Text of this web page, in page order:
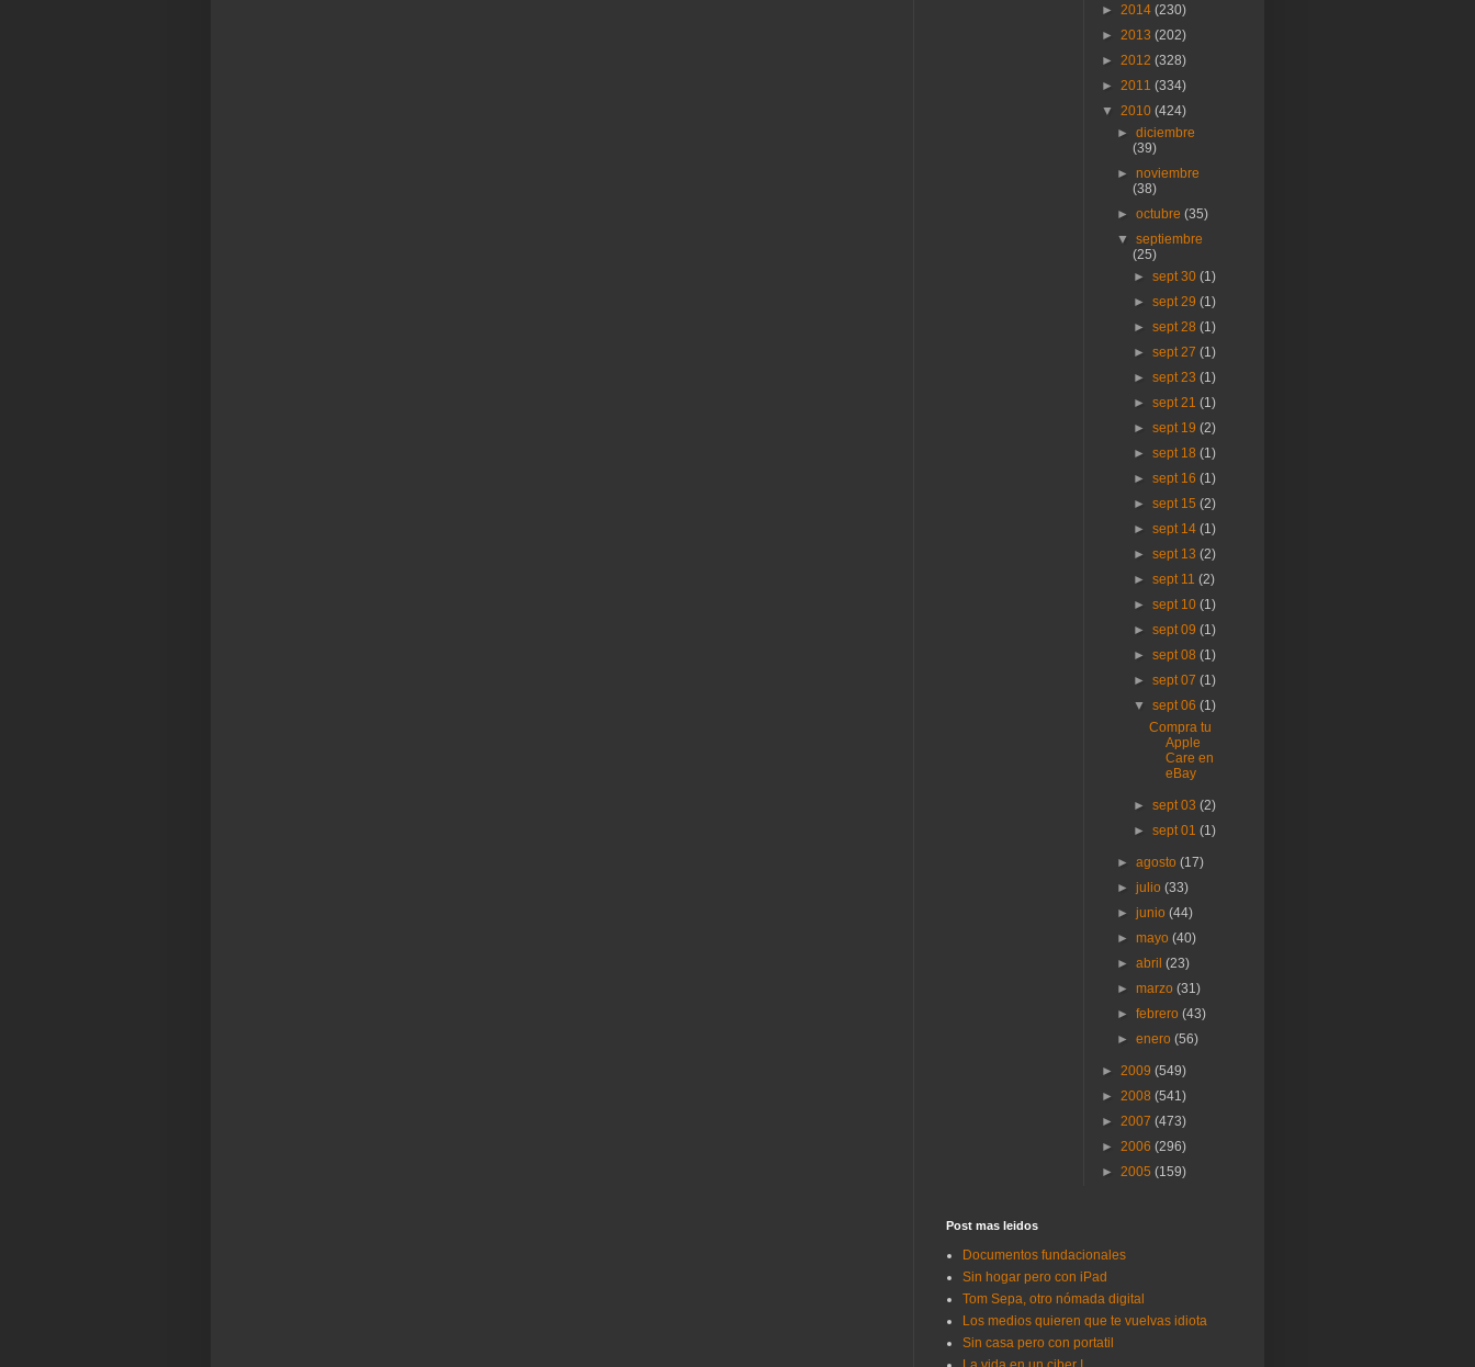
► 2014 (230)
► 2013 (202)
► 2012 (328)
► 2011 (334)
▼ 2010 (424)
►diciembre
(39)
►noviembre
(38)
►octubre(35)
▼septiembre
(25)
► sept 30 (1)
► sept 29 (1)
► sept 28 (1)
► sept 27 (1)
► sept 23 (1)
► sept 21 (1)
► sept 19 (2)
► sept 18 (1)
► sept 16 (1)
► sept 15 (2)
► sept 14 (1)
► sept 13 (2)
► sept 11 (2)
► sept 10 (1)
► sept 09 (1)
► sept 08 (1)
► sept 07 (1)
▼ sept 06 (1)
Compra tu
Apple
Care en
eBay
► sept 03 (2)
► sept 01 (1)
►agosto(17)
►julio(33)
►junio(44)
►mayo(40)
►abril(23)
►marzo(31)
►febrero(43)
►enero(56)
► 2009 (549)
► 2008 (541)
► 2007 (473)
► 2006 (296)
► 2005 (159)
Post mas lei­dos
Documentos fundacionales
Sin hogar pero con iPad
Tom Sepa, otro nómada digital
Los medios quieren que te vuelvas idiota
Sin casa pero con portatil